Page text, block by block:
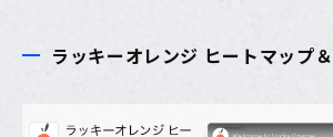
ラッキーオレンジ ヒートマップ